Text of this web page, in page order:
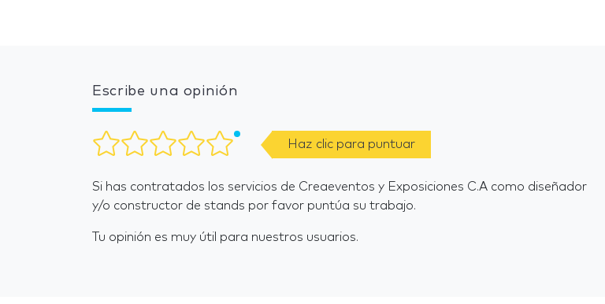
Escribe una opinión
Haz clic para puntuar
Si has contratados los servicios de Creaeventos y Exposiciones C.A como diseñador
y/o constructor de stands por favor puntúa su trabajo.
Tu opinión es muy útil para nuestros usuarios.